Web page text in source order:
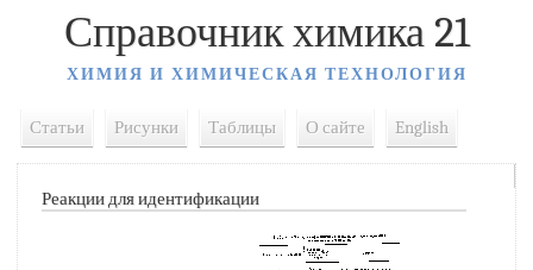
Справочник химика 21
ХИМИЯ И ХИМИЧЕСКАЯ ТЕХНОЛОГИЯ
Статьи Рисунки Таблицы О сайте English
Реакции для идентификации